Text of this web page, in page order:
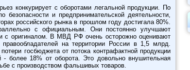
конкурирует с оборотами легальной продукции. По
и предпринимательской деятельности,
российского рынка в прошлом году достигала 80%.
с официальным. Они постоянно улучшают
с оригиналом. В МВД РФ очень осторожно оценивают
на территории России в 1,5 млрд.
госбюджета от потока контрафактной продукции
более 18% от оборота. Это довольно внушительная
с производством фальшивых товаров.